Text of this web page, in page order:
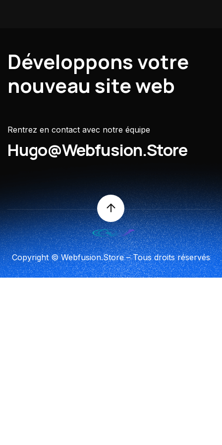
Développons votre
nouveau site web
Rentrez en contact avec notre équipe
Hugo@webfusion.store
Copyright © Webfusion.Store – Tous droits réservés